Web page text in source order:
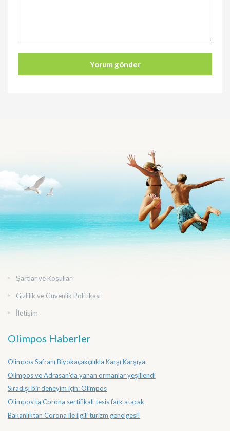
Şartlar ve Koşullar
Gizlilik ve Güvenlik Politikası
İletişim
Olimpos Haberler
Olimpos Safranı Biyokaçakçılıkla Karşı Karşıya
Olimpos ve Adrasan’da yanan ormanlar yeşillendi
Sıradışı bir deneyim için: Olimpos
Olimpos’ta Corona sertifikalı tesis fark atacak
Bakanlıktan Corona ile ilgili turizm genelgesi!